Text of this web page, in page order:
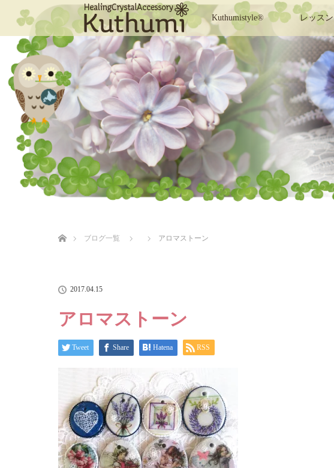
Kuthumistyle® レッスン
ブログ一覧
アロマストーン
2017.04.15
アロマストーン
Tweet Share Hatena RSS